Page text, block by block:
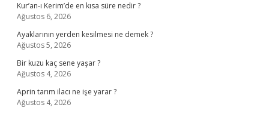
Kur’an-ı Kerim’de en kısa süre nedir ?
Ağustos 6, 2026
Ayaklarının yerden kesilmesi ne demek ?
Ağustos 5, 2026
Bir kuzu kaç sene yaşar ?
Ağustos 4, 2026
Aprin tarım ilacı ne işe yarar ?
Ağustos 4, 2026